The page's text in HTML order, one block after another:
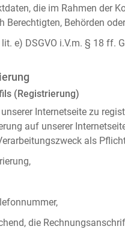
die im Rahmen der
Berechtigten, Behörden
e) DSGVO i.V.m. § 18 ff.
(Registrierung)
Internetseite zu
auf unserer
als
die